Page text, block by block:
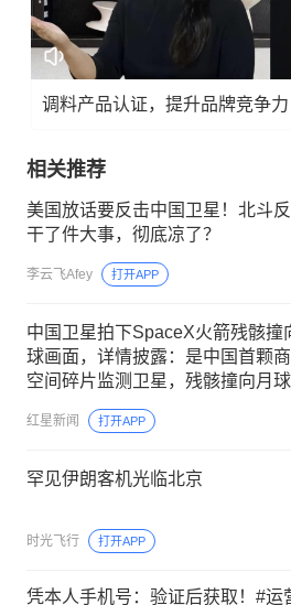
调料产品认证，提升品牌竞争力
相关推荐
美国放话要反击中国卫星！北斗
干了件大事，彻底凉了？
李云飞Afey 打开APP
中国卫星拍下SpaceX火箭残骸撞
球画面，详情披露：是中国首颗
空间碎片监测卫星，残骸撞向月
一次“非计划”空间事件
红星新闻 打开APP
罕见伊朗客机光临北京
时光飞行 打开APP
凭本人手机号：验证后获取！#运